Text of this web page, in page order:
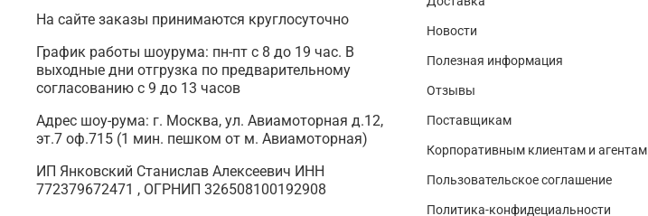
Новости
Полезная информация
Отзывы
Поставщикам
Корпоративным клиентам и агентам
Пользовательское соглашение
Политика-конфидециальности
На сайте заказы принимаются круглосуточно
График работы шоурума: пн-пт с 8 до 19 час. В
выходные дни отгрузка по предварительному
согласованию с 9 до 13 часов
Адрес шоу-рума: г. Москва, ул. Авиамоторная д.12,
эт.7 оф.715 (1 мин. пешком от м. Авиамоторная)
ИП Янковский Станислав Алексеевич ИНН
772379672471 , ОГРНИП 326508100192908